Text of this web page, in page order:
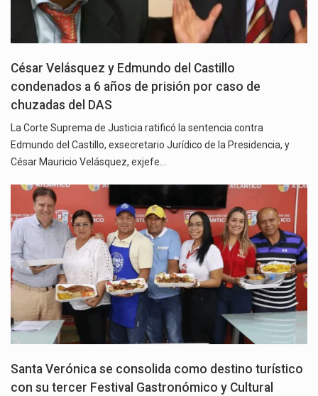
César Velásquez y Edmundo del Castillo
condenados a 6 años de prisión por caso de
chuzadas del DAS
La Corte Suprema de Justicia ratificó la sentencia contra
Edmundo del Castillo, exsecretario Jurídico de la Presidencia, y
César Mauricio Velásquez, exjefe…
Santa Verónica se consolida como destino turístico
con su tercer Festival Gastronómico y Cultural